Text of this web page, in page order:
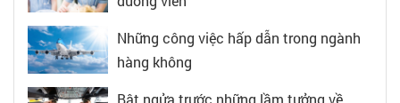
Những công việc hấp dẫn trong ngành
hàng không